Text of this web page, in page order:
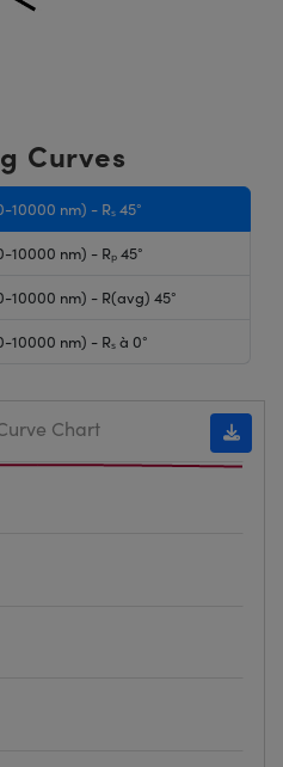
Curves
nm) - Rₛ 45°
nm) - Rₚ 45°
10000 nm) - R(avg) 45°
nm) - Rₛ à 0°
Chart